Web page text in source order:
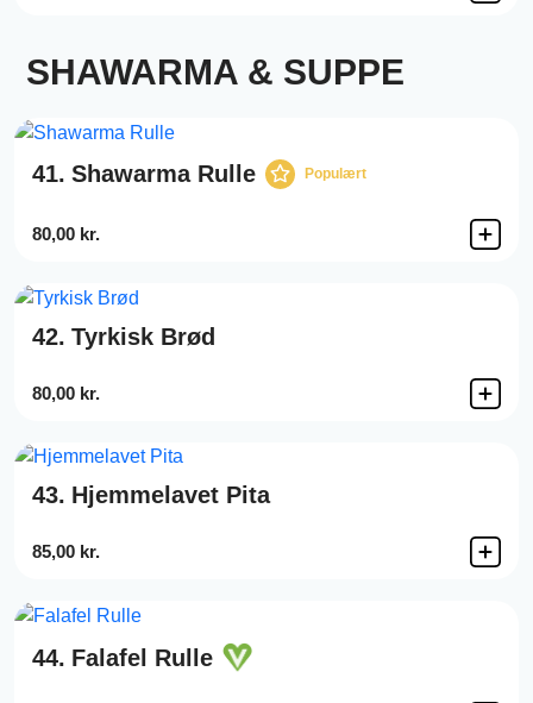
SHAWARMA & SUPPE
41. Shawarma Rulle Populært
80,00 kr.
42. Tyrkisk Brød
80,00 kr.
43. Hjemmelavet Pita
85,00 kr.
44. Falafel Rulle